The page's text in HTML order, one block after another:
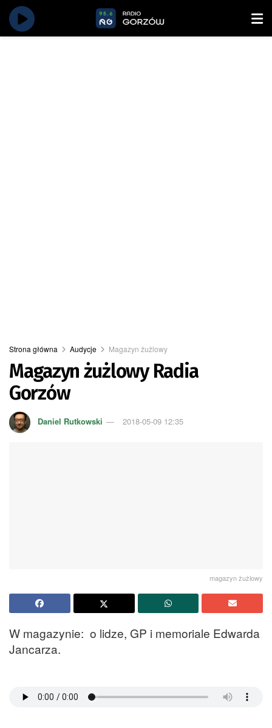
Strona główna Audycje Magazyn żużlowy
Magazyn żużlowy Radia
Gorzów
Daniel Rutkowski 2018-05-09 12:35
magazyn żużlowy
W magazynie: o lidze, GP i memoriale Edwarda
Jancarza.